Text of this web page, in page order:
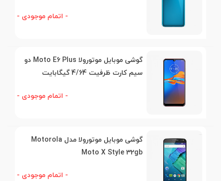
- اتمام موجودی -
گوشی موبایل موتورولا Moto E6 Plus دو
سیم کارت ظرفیت 4/64 گیگابایت
- اتمام موجودی -
گوشی موبایل موتورولا مدل Motorola
Moto X Style 32gb
- اتمام موجودی -